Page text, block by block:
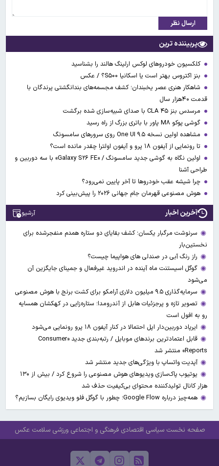
ارسال نظر
پربیننده ترین
کلکسیون خودروهای لوکس ارلینگ هالند را بشناسید
بنز اکتروس بهتر است یا اسکانیا S۵۰۰؟ / عکس
شاهکار هنری عصر یخبندان؛ کشف مجسمه‌های بندانگشتی‌ پرندگان با
قدمت ۴۰هزار سال
مرسدس بنز CLA ۴۵ با صدای شبیه‌سازی شده برگشت
گوشی پوکو M۸ پاور با باتری بزرگ از راه رسید
مشاهده اولین نسخه One UI ۹.۵ روی سرورهای سامسونگ
تا رونمایی از آیفون ۱۸ پرو و آیفون اولترا چقدر مانده است؟
اولین نگاه به گوشی جدید سامسونگ / «Galaxy S۲۶ FE» با سه دوربین و
طراحی آشنا
چرا شیشه عقب خودروها تا آخر پایین نمی‌رود؟
هوش مصنوعی قهرمان جام جهانی ۲۰۲۶ را پیش‌بینی کرد
آخرین اخبار آرشیو
سرنوشت مرگبار یکسان؛ کشف بقایای دو ستاره همدم منفجرشده برای
نخستین‌بار
راز رنگ آبی در صندلی های هواپیما چیست؟
گوگل اسیستنت ماه آینده در اندروید غیرفعال و جمینای جایگزین آن
می‌شود
سرمایه‌گذاری ۹.۵ میلیون دلاری آرامکو برای کشت برنج با هوش مصنوعی
تصویر تازه و پرجزئیات هابل از آندرومدا؛ ستاره‌زایی در کهکشان همسایه
رو به افول است
ایرپاد دوربین‌دار اپل احتمالا در کنار آیفون ۱۸ پرو رونمایی می‌شود
قابل اعتمادترین برندهای موبایل / رتبه‌بندی جدید «Consumer
Reports» منتشر شد
آپدیت‌ واتساپ با ویژگی‌های جدید منتشر شد
یوتیوب پاک‌سازی ویدیو‌های هوش مصنوعی را شروع کرد / بیش از ۱۳۰
هزار کانال تولیدکننده محتوای بی‌کیفیت حذف شد
همه‌چیز درباره Google Flow؛ چطور با گوگل فلو ویدیوی رایگان بسازیم؟
صفحه نخست سیاسی اقتصادی فرهنگی و اجتماعی ورزشی سلامت عکس